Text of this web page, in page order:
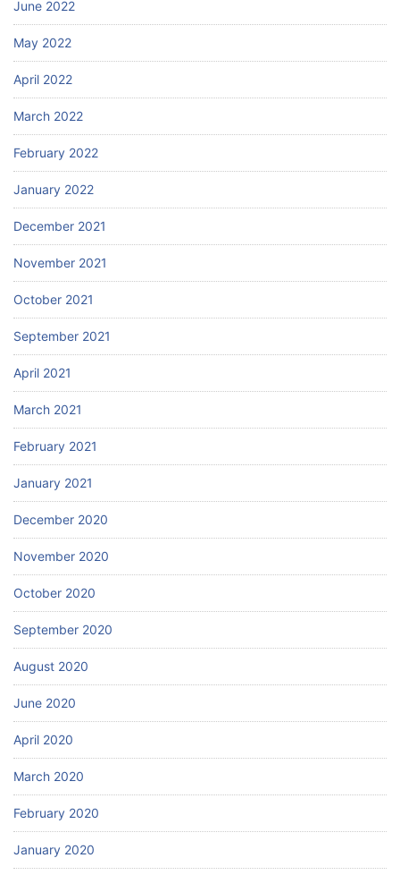
June 2022
May 2022
April 2022
March 2022
February 2022
January 2022
December 2021
November 2021
October 2021
September 2021
April 2021
March 2021
February 2021
January 2021
December 2020
November 2020
October 2020
September 2020
August 2020
June 2020
April 2020
March 2020
February 2020
January 2020